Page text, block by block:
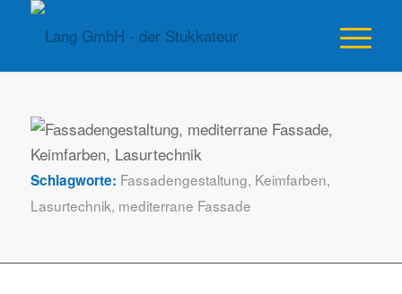
Schlagworte: Fassadengestaltung, Keimfarben,
Lasurtechnik, mediterrane Fassade